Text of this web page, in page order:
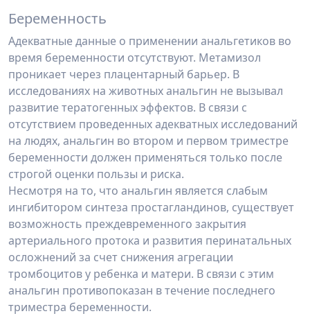
Беременность
Адекватные данные о применении анальгетиков во
время беременности отсутствуют. Метамизол
проникает через плацентарный барьер. В
исследованиях на животных анальгин не вызывал
развитие тератогенных эффектов. В связи с
отсутствием проведенных адекватных исследований
на людях, анальгин во втором и первом триместре
беременности должен применяться только после
строгой оценки пользы и риска.
Несмотря на то, что анальгин является слабым
ингибитором синтеза простагландинов, существует
возможность преждевременного закрытия
артериального протока и развития перинатальных
осложнений за счет снижения агрегации
тромбоцитов у ребенка и матери. В связи с этим
анальгин противопоказан в течение последнего
триместра беременности.